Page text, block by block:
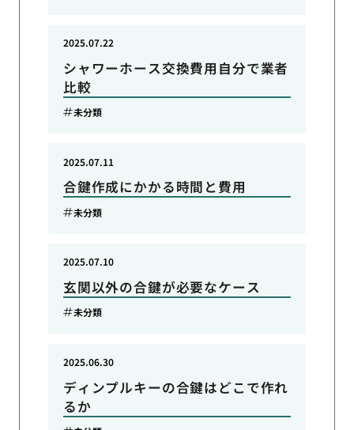
シャワーホース交換費用自分で業者
比較
2025.07.22
未分類
合鍵作成にかかる時間と費用
2025.07.11
未分類
玄関以外の合鍵が必要なケース
2025.07.10
未分類
ディンプルキーの合鍵はどこで作れ
るか
2025.06.30